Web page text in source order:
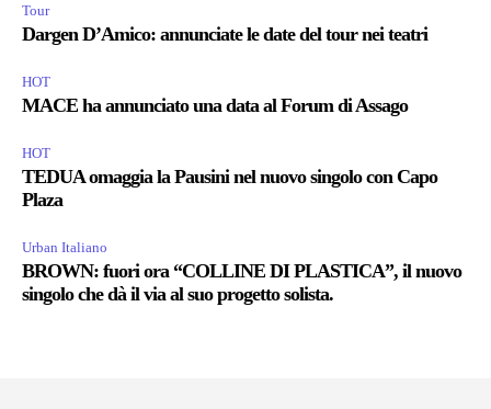
Tour
Dargen D’Amico: annunciate le date del tour nei teatri
HOT
MACE ha annunciato una data al Forum di Assago
HOT
TEDUA omaggia la Pausini nel nuovo singolo con Capo
Plaza
Urban Italiano
BROWN: fuori ora “COLLINE DI PLASTICA”, il nuovo
singolo che dà il via al suo progetto solista.